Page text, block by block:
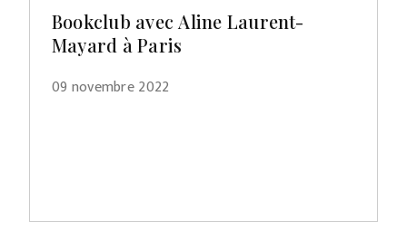
Bookclub avec Aline Laurent-
Mayard à Paris
09 novembre 2022